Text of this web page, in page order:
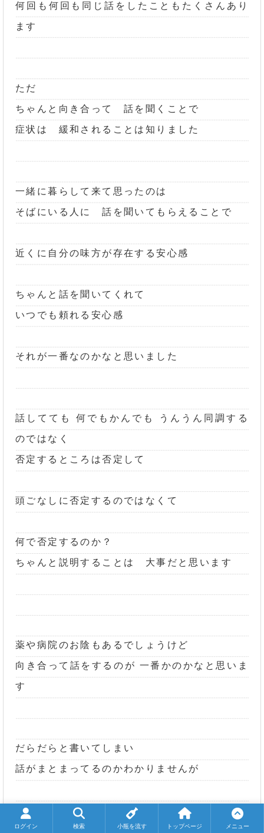
何回も何回も同じ話をしたこともたくさんあり
ます
ただ
ちゃんと向き合って 話を聞くことで
症状は 緩和されることは知りました
一緒に暮らして来て思ったのは
そばにいる人に 話を聞いてもらえることで
近くに自分の味方が存在する安心感
ちゃんと話を聞いてくれて
いつでも頼れる安心感
それが一番なのかなと思いました
話してても 何でもかんでも うんうん同調する
のではなく
否定するところは否定して
頭ごなしに否定するのではなくて
何で否定するのか？
ちゃんと説明することは 大事だと思います
薬や病院のお陰もあるでしょうけど
向き合って話をするのが 一番かのかなと思いま
す
だらだらと書いてしまい
話がまとまってるのかわかりませんが
出口はあると思います
ログイン 検索 小瓶を流す トップページ メニュー